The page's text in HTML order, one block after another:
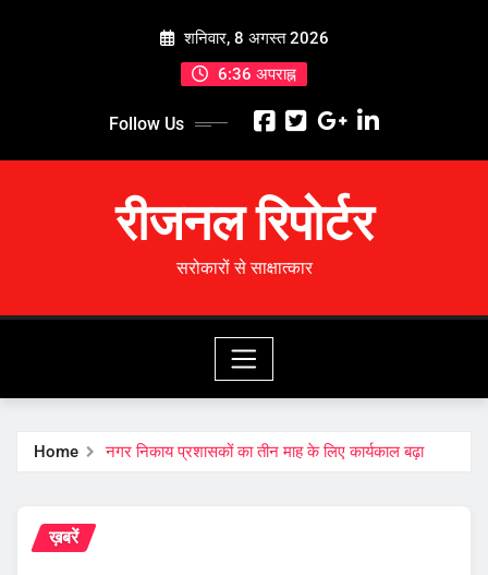
शनिवार, 8 अगस्त 2026
6:36 अपराह्न
Follow Us
रीजनल रिपोर्टर
सरोकारों से साक्षात्कार
Home नगर निकाय प्रशासकों का तीन माह के लिए कार्यकाल बढ़ा
ख़बरें